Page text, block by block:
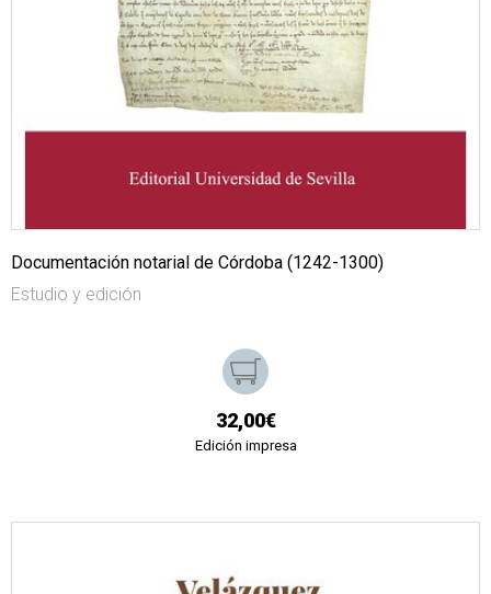
Documentación notarial de Córdoba (1242-1300)
Estudio y edición
32,00€
Edición impresa